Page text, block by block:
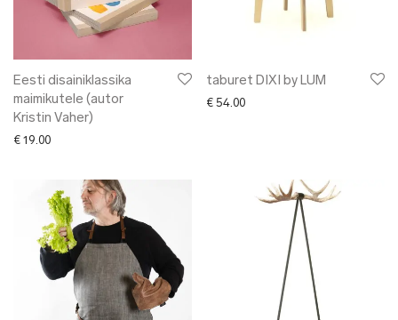
Eesti disainiklassika
maimikutele (autor
Kristin Vaher)
€ 19.00
taburet DIXI by LUM
€ 54.00